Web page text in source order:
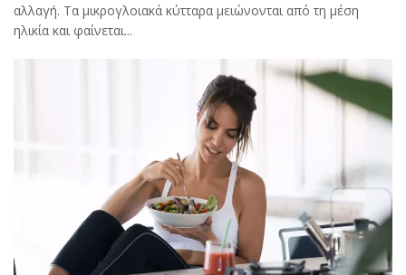
αλλαγή. Τα μικρογλοιακά κύτταρα μειώνονται από τη μέση
ηλικία και φαίνεται...